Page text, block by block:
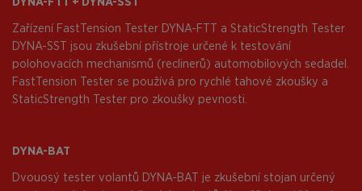
Zařízení FastTension Tester DYNA-FTT a StaticStrength Tester
DYNA-SST jsou zkušební přístroje určené k testování
polohovacích mechanismů (reclinerů) automobilových sedadel.
FastTension Tester se používá pro rychlé tahové zkoušky a
StaticStrength Tester pro zkoušky pevnosti.
DYNA-BAT
Dvouosý tester volantů DYNA-BAT je zkušební stojan určený